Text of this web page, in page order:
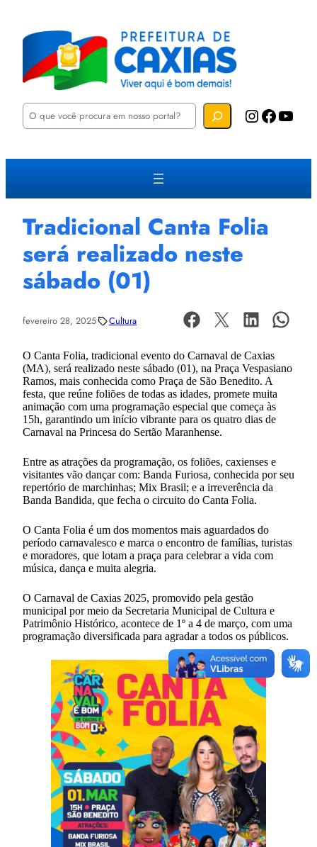
P
u
a
Instagram Facebook YouTube
Tradicional Canta Folia
será realizado neste
sábado (01)
fevereiro 28, 2025 Cultura
O Canta Folia, tradicional evento do Carnaval de Caxias
(MA), será realizado neste sábado (01), na Praça Vespasiano
Ramos, mais conhecida como Praça de São Benedito. A
festa, que reúne foliões de todas as idades, promete muita
animação com uma programação especial que começa às
15h, garantindo um início vibrante para os quatro dias de
Carnaval na Princesa do Sertão Maranhense.
Entre as atrações da programação, os foliões, caxienses e
visitantes vão dançar com: Banda Furiosa, conhecida por seu
repertório de marchinhas; Mix Brasil; e a irreverência da
Banda Bandida, que fecha o circuito do Canta Folia.
O Canta Folia é um dos momentos mais aguardados do
período carnavalesco e marca o encontro de famílias, turistas
e moradores, que lotam a praça para celebrar a vida com
música, dança e muita alegria.
O Carnaval de Caxias 2025, promovido pela gestão
municipal por meio da Secretaria Municipal de Cultura e
Patrimônio Histórico, acontece de 1º a 4 de março, com uma
programação diversificada para agradar a todos os públicos.